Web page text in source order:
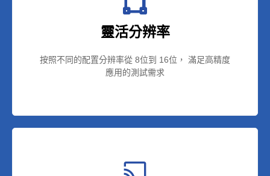
靈活分辨率
按照不同的配置分辨率從 8位到 16位， 滿足高精度
應用的測試需求